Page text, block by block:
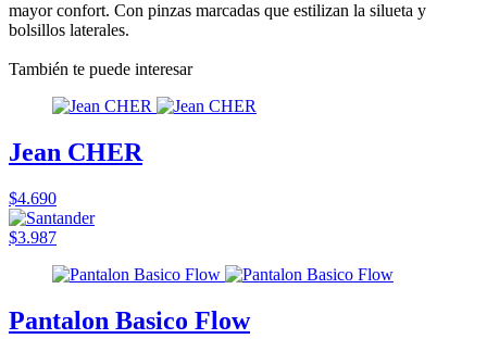
mayor confort. Con pinzas marcadas que estilizan la silueta y
bolsillos laterales.
También te puede interesar
Jean CHER
$4.690
$3.987
Pantalon Basico Flow